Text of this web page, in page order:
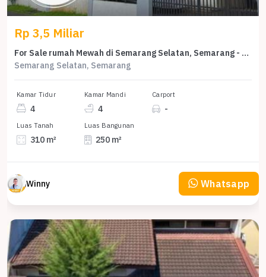
Rp 3,5 Miliar
For Sale rumah Mewah di Semarang Selatan, Semarang - LT 310m²
Semarang Selatan, Semarang
Kamar Tidur
4
Kamar Mandi
4
Carport
-
Luas Tanah
310 m²
Luas Bangunan
250 m²
Winny Whatsapp